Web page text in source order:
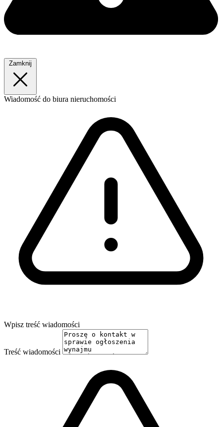
Zamknij
Wiadomość do biura nieruchomości
Wpisz treść wiadomości
Treść wiadomości